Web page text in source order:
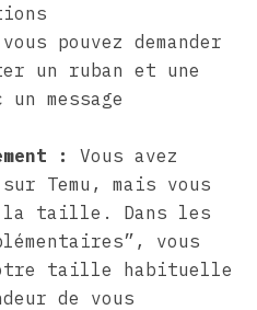
pouvez demander
un ruban et une
message
:
Vous avez
sur Temu, mais vous
la taille. Dans les
vous
taille habituelle
de vous